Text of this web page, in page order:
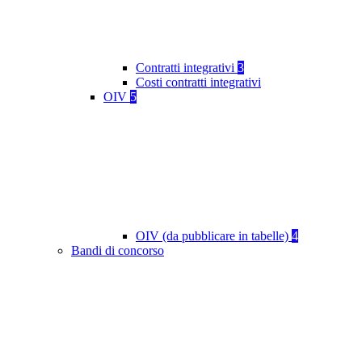
Contratti integrativi 3
Costi contratti integrativi
OIV 5
OIV (da pubblicare in tabelle) 4
Bandi di concorso